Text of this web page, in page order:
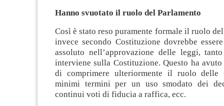
Hanno svuotato il ruolo del Parlamento
Così è stato reso puramente formale il ruolo
invece secondo Costituzione dovrebbe
assoluto nell’approvazione delle leggi,
interviene sulla Costituzione. Questo ha avuto
di comprimere ulteriormente il ruolo delle
minimi termini per un uso smodato dei
continui voti di fiducia a raffica, ecc.